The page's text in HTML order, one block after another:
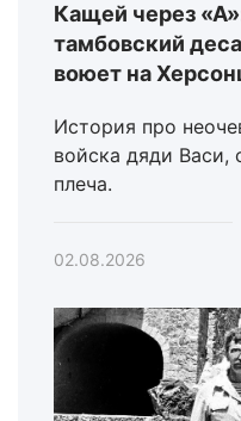
Кащей через
тамбовский
воюет на
История про
войска дяди Васи,
плеча.
02.08.2026